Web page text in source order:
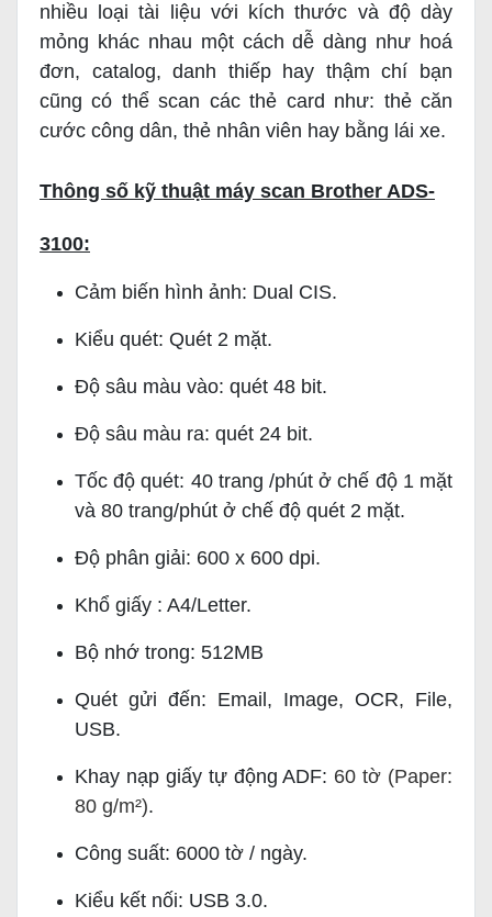
nhiều loại tài liệu với kích thước và độ dày
mỏng khác nhau một cách dễ dàng như hoá
đơn, catalog, danh thiếp hay thậm chí bạn
cũng có thể scan các thẻ card như: thẻ căn
cước công dân, thẻ nhân viên hay bằng lái xe.
Thông số kỹ thuật máy scan Brother ADS-
3100:
Cảm biến hình ảnh: Dual CIS.
Kiểu quét: Quét 2 mặt.
Độ sâu màu vào: quét 48 bit.
Độ sâu màu ra: quét 24 bit.
Tốc độ quét: 40 trang /phút ở chế độ 1 mặt
và 80 trang/phút ở chế độ quét 2 mặt.
Độ phân giải: 600 x 600 dpi.
Khổ giấy : A4/Letter.
Bộ nhớ trong: 512MB
Quét gửi đến: Email, Image, OCR, File,
USB.
Khay nạp giấy tự động ADF: 60 tờ (Paper:
80 g/m²).
Công suất: 6000 tờ / ngày.
Kiểu kết nối: USB 3.0.